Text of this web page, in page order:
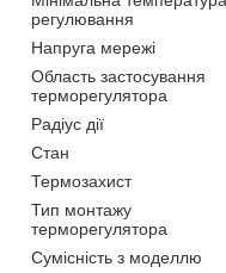
регулювання
Напруга мережі
Область застосування
терморегулятора
Радіус дії
Стан
Термозахист
Тип монтажу
терморегулятора
Сумісність з моделлю